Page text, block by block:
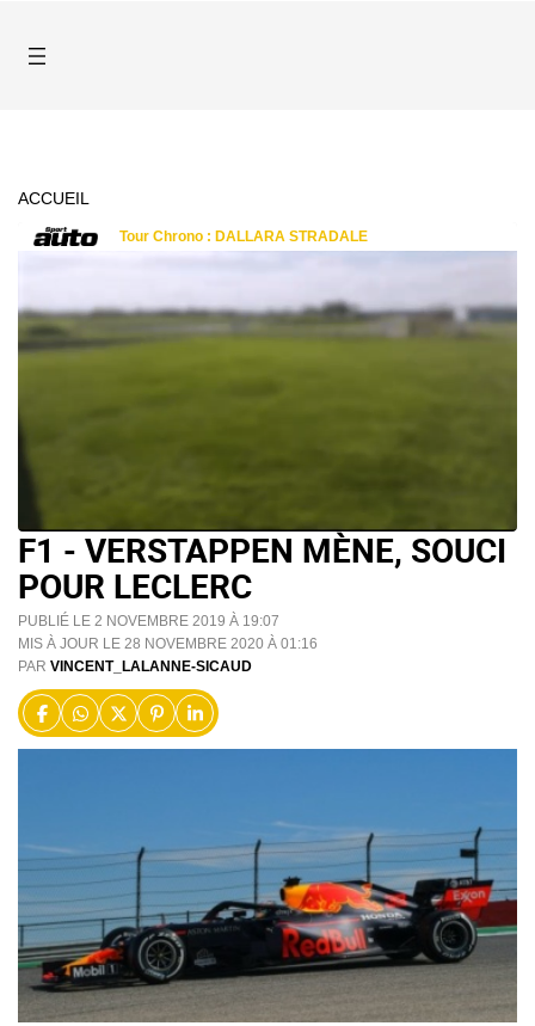
ACCUEIL
F1 - VERSTAPPEN MÈNE, SOUCI
POUR LECLERC
PUBLIÉ LE 2 NOVEMBRE 2019 À 19:07
MIS À JOUR LE 28 NOVEMBRE 2020 À 01:16
PAR VINCENT_LALANNE-SICAUD